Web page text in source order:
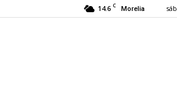
14.6 C Morelia